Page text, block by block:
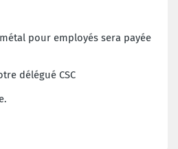
pour employés sera payée
délégué CSC